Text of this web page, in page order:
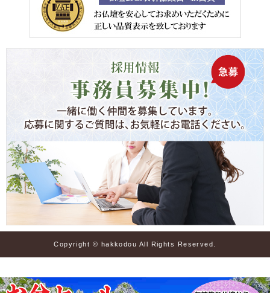
Copyright © hakkodou All Rights Reserved.